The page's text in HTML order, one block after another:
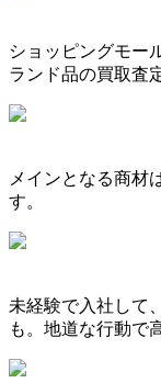
ショッピングモー
ランド品の買取査
メインとなる商材
す。
未経験で入社して
も。地道な行動で